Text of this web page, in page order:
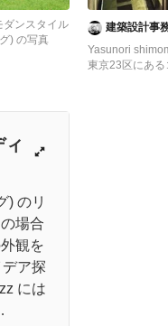
ダンスタイル
) の写真
建築設計事
Yasunori
東京23区にあ
) のリ
場合
観を
ア探
には